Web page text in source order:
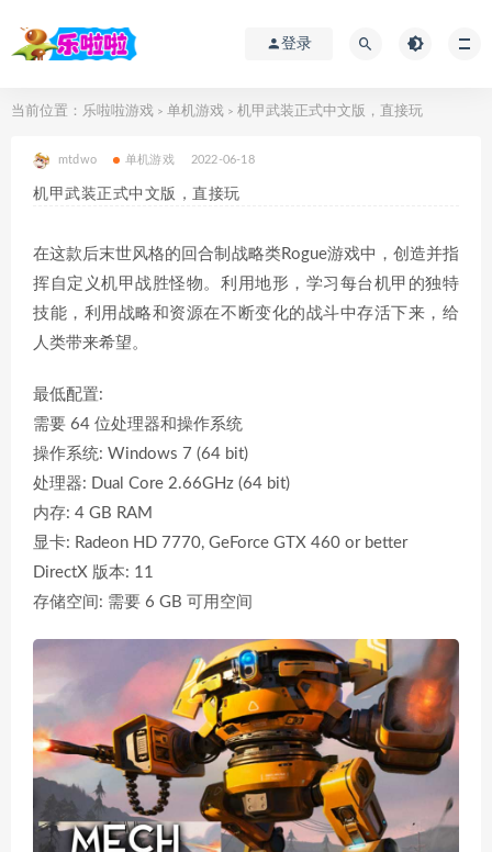
登录
当前位置： 乐啦啦游戏 > 单机游戏 > 机甲武装正式中文版，直接玩
mtdwo 单机游戏 2022-06-18
机甲武装正式中文版，直接玩
在这款后末世风格的回合制战略类Rogue游戏中，创造并指
挥自定义机甲战胜怪物。利用地形，学习每台机甲的独特
技能，利用战略和资源在不断变化的战斗中存活下来，给
人类带来希望。
最低配置:
需要 64 位处理器和操作系统
操作系统: Windows 7 (64 bit)
处理器: Dual Core 2.66GHz (64 bit)
内存: 4 GB RAM
显卡: Radeon HD 7770, GeForce GTX 460 or better
DirectX 版本: 11
存储空间: 需要 6 GB 可用空间